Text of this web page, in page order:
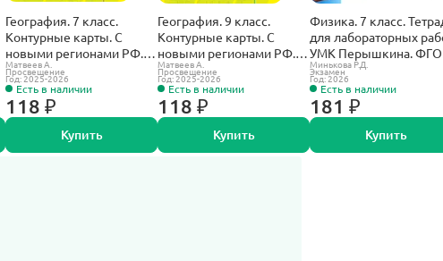
География. 7 класс.
Контурные карты. С
новыми регионами РФ.
Полярная звезда.
Матвеев А.
Просвещение
Год: 2025-2026
Есть в наличии
118 ₽
Купить
География. 9 класс.
Контурные карты. С
новыми регионами РФ.
Полярная звезда.
Матвеев А.
Просвещение
Год: 2025-2026
Есть в наличии
118 ₽
Купить
Физика. 7 класс.
для лабораторных
УМК Перышкина.
Новый. (к новому
учебнику).
Минькова Р.Д.
Экзамен
Год: 2026
Есть в наличии
181 ₽
Купить